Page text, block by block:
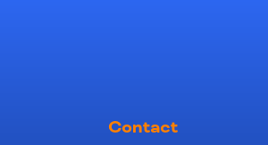
Contact